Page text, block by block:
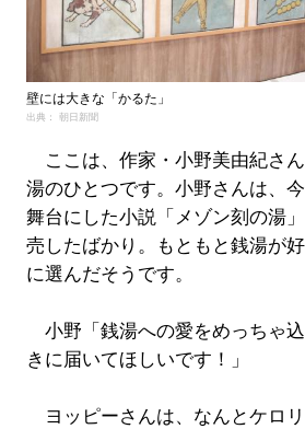
壁には大きな「かるた」
出典： 朝日新聞
ここは、作家・小野美由紀さ
湯のひとつです。小野さんは、
舞台にした小説「メゾン刻の湯
売したばかり。もともと銭湯が
に選んだそうです。
小野「銭湯への愛をめっちゃ
きに届いてほしいです！」
ヨッピーさんは、なんとケロ